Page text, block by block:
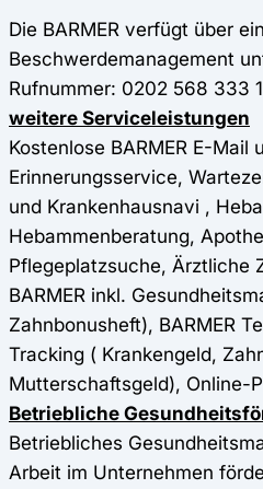
Die BARMER verfügt über
Beschwerdemanagement
Rufnummer: 0202 568 333
weitere Serviceleistungen
Kostenlose BARMER E-Mail
Erinnerungsservice,
und Krankenhausnavi ,
Hebammenberatung,
Pflegeplatzsuche, Ärztliche
BARMER inkl.
Zahnbonusheft), BARMER
Tracking ( Krankengeld,
Mutterschaftsgeld), Online-
Betriebliche
Betriebliches
Arbeit im Unternehmen